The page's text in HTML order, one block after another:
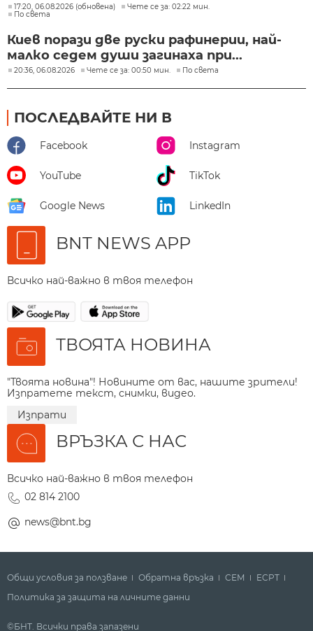
17:20, 06.08.2026 (обновена)
Чете се за: 02:22 мин.
По света
Киев порази две руски рафинерии, най-
малко седем души загинаха при...
20:36, 06.08.2026 Чете се за: 00:50 мин. По света
ПОСЛЕДВАЙТЕ НИ В
Facebook Instagram
YouTube TikTok
Google News LinkedIn
BNT NEWS APP
Всичко най-важно в твоя телефон
ТВОЯТА НОВИНА
"Твоята новина"! Новините от вас, нашите зрители!
Изпратете текст, снимки, видео.
Изпрати
ВРЪЗКА С НАС
Всичко най-важно в твоя телефон
02 814 2100
news@bnt.bg
Общи условия за ползване Обратна връзка СЕМ
ECPT
Политика за защита на личните данни
©БНТ. Всички права запазени